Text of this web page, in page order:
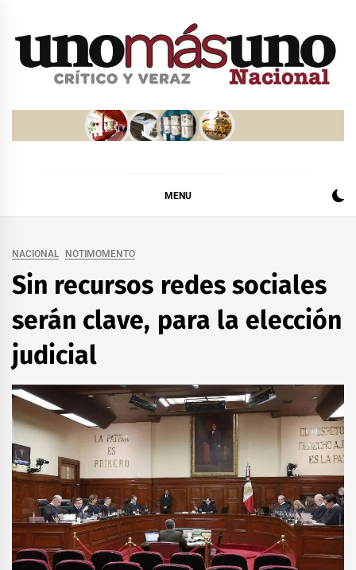
MENU
NACIONAL NOTIMOMENTO
Sin recursos redes sociales
serán clave, para la elección
judicial